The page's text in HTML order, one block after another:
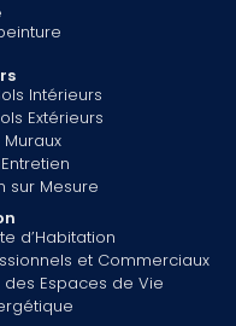
Intérieurs
Extérieurs
sur Mesure
d’Habitation
et Commerciaux
Espaces de Vie